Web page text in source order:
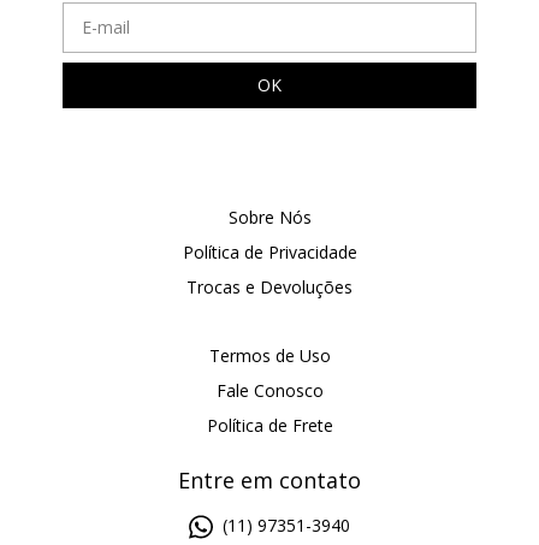
Sobre Nós
Política de Privacidade
Trocas e Devoluções
Termos de Uso
Fale Conosco
Política de Frete
Entre em contato
(11) 97351-3940